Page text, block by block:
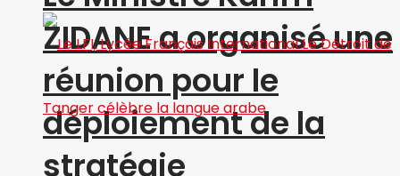
ZIDANE a organisé une
réunion pour le
déploiement de la
stratégie